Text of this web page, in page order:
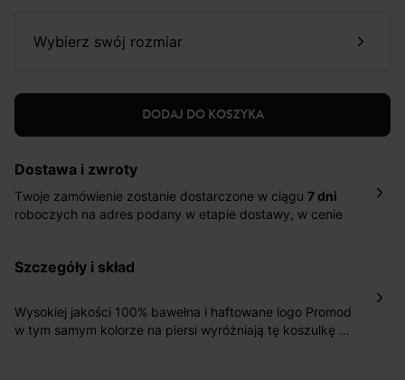
wybierz swój rozmiar
DODAJ DO KOSZYKA
Dostawa i zwroty
Twoje zamówienie zostanie dostarczone w ciągu 7 dni
roboczych na adres podany w etapie dostawy, w cenie
pośrednictwem DHL Express.
roboczych do wybranego przez Ciebie paczkomatu , a
koszt przesyłki wynosi 9,40 zł.
szczegóły i skład
Wysokiej jakości 100% bawełna i haftowane logo Promod
w tym samym kolorze na piersi wyróżniają tę koszulkę z